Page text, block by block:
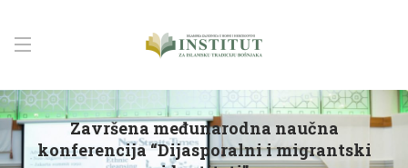
Završena međunarodna naučna
konferencija “Dijasporalni i migrantski